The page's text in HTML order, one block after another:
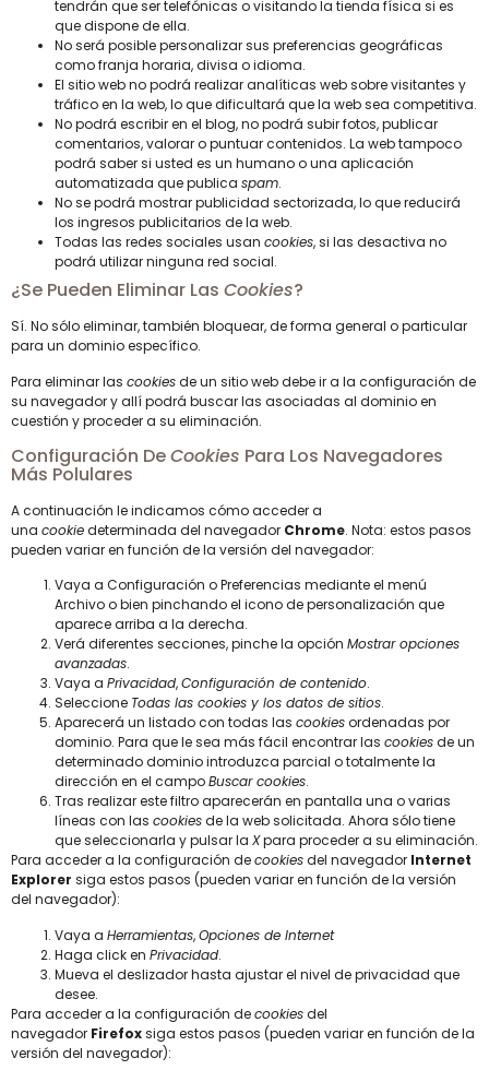
tendrán que ser telefónicas o visitando la tienda física si es
que dispone de ella.
No será posible personalizar sus preferencias geográficas
como franja horaria, divisa o idioma.
El sitio web no podrá realizar analíticas web sobre visitantes y
tráfico en la web, lo que dificultará que la web sea competitiva.
No podrá escribir en el blog, no podrá subir fotos, publicar
comentarios, valorar o puntuar contenidos. La web tampoco
podrá saber si usted es un humano o una aplicación
automatizada que publica spam.
No se podrá mostrar publicidad sectorizada, lo que reducirá
los ingresos publicitarios de la web.
Todas las redes sociales usan cookies, si las desactiva no
podrá utilizar ninguna red social.
¿Se Pueden Eliminar Las Cookies?
Sí. No sólo eliminar, también bloquear, de forma general o particular
para un dominio específico.
Para eliminar las cookiesde un sitio web debe ir a la configuración de
su navegador y allí podrá buscar las asociadas al dominio en
cuestión y proceder a su eliminación.
Configuración DeCookies Para Los Navegadores
Más Polulares
A continuación le indicamos cómo acceder a
una cookiedeterminada del navegador Chrome. Nota: estos pasos
pueden variar en función de la versión del navegador:
Vaya a Configuración o Preferencias mediante el menú
Archivo o bien pinchando el icono de personalización que
aparece arriba a la derecha.
Verá diferentes secciones, pinche la opción Mostrar opciones
avanzadas.
Vaya a Privacidad,Configuración de contenido.
Seleccione Todas las cookies y los datos de sitios.
Aparecerá un listado con todas las cookiesordenadas por
dominio. Para que le sea más fácil encontrar las cookiesde un
determinado dominio introduzca parcial o totalmente la
dirección en el campoBuscar cookies.
Tras realizar este filtro aparecerán en pantalla una o varias
líneas con las cookiesde la web solicitada. Ahora sólo tiene
que seleccionarla y pulsar la Xpara proceder a su eliminación.
Para acceder a la configuración decookiesdel navegador Internet
Explorer siga estos pasos (pueden variar en función de la versión
del navegador):
Vaya a Herramientas,Opciones de Internet
Haga click en Privacidad.
Mueva el deslizador hasta ajustar el nivel de privacidad que
desee.
Para acceder a la configuración decookiesdel
navegador Firefoxsiga estos pasos (pueden variar en función de la
versión del navegador):